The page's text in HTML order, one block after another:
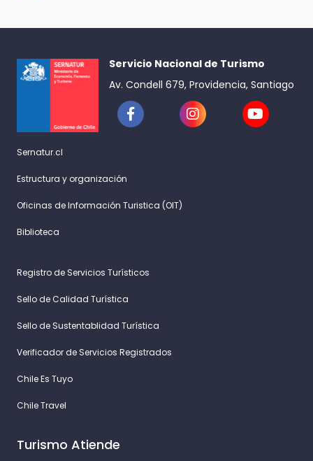
Servicio Nacional de Turismo
Av. Condell 679, Providencia, Santiago
Sernatur.cl
Estructura y organización
Oficinas de Información Turistica (OIT)
Biblioteca
Registro de Servicios Turísticos
Sello de Calidad Turística
Sello de Sustentablidad Turística
Verificador de Servicios Registrados
Chile Es Tuyo
Chile Travel
Turismo Atiende